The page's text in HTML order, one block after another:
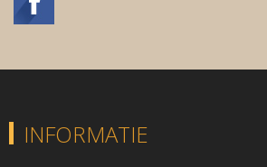
INFORMATIE